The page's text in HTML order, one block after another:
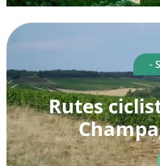
-
Rutes